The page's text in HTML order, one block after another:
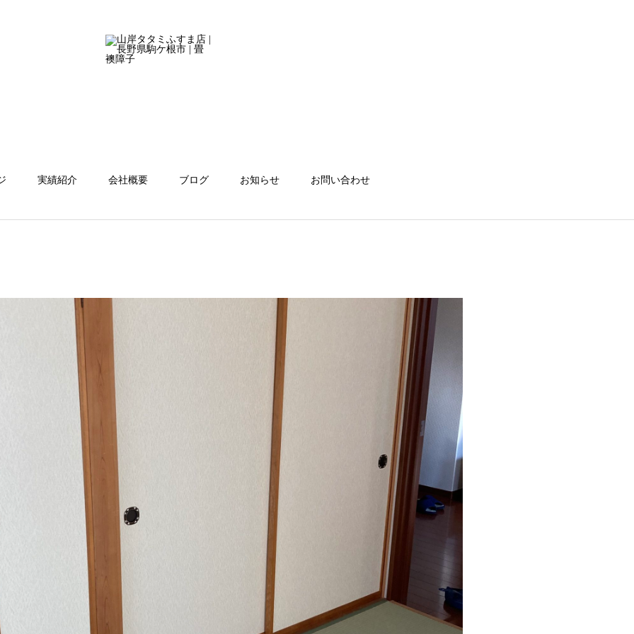
実績紹介 会社概要 ブログ お知らせ お問い合わせ